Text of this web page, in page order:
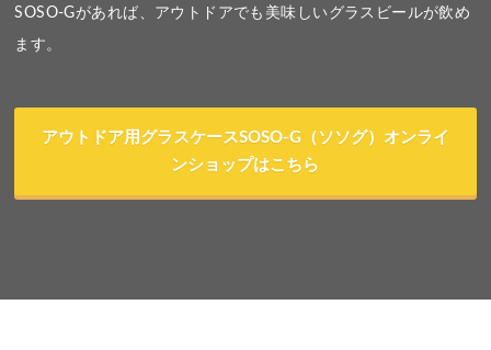
SOSO-Gがあれば、アウトドアでも美味しいグラスビールが飲め
ます。
アウトドア用グラスケースSOSO-G（ソソグ）オンライ
ンショップはこちら